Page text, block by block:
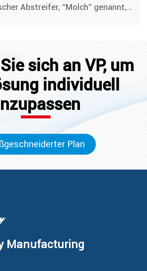
Abstreifer, “Molch” genannt,...
sich an VP, um
individuell
Plan
Manufacturing